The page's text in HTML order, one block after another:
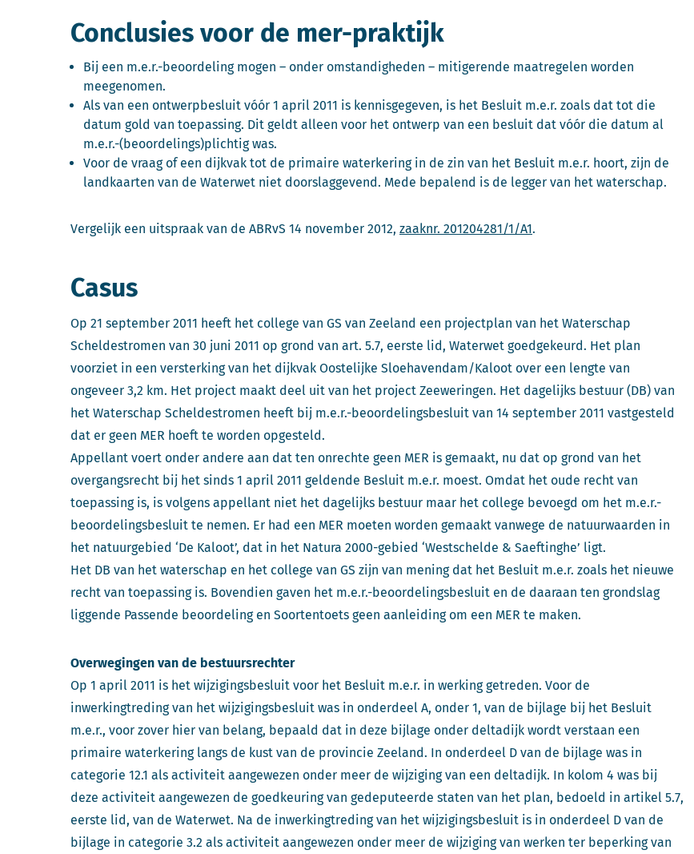
Conclusies voor de mer-praktijk
Bij een m.e.r.-beoordeling mogen – onder omstandigheden – mitigerende maatregelen worden
meegenomen.
Als van een ontwerpbesluit vóór 1 april 2011 is kennisgegeven, is het Besluit m.e.r. zoals dat tot die
datum gold van toepassing. Dit geldt alleen voor het ontwerp van een besluit dat vóór die datum al
m.e.r.-(beoordelings)plichtig was.
Voor de vraag of een dijkvak tot de primaire waterkering in de zin van het Besluit m.e.r. hoort, zijn de
landkaarten van de Waterwet niet doorslaggevend. Mede bepalend is de legger van het waterschap.
Vergelijk een uitspraak van de ABRvS 14 november 2012, zaaknr. 201204281/1/A1.
Casus
Op 21 september 2011 heeft het college van GS van Zeeland een projectplan van het Waterschap
Scheldestromen van 30 juni 2011 op grond van art. 5.7, eerste lid, Waterwet goedgekeurd. Het plan
voorziet in een versterking van het dijkvak Oostelijke Sloehavendam/Kaloot over een lengte van
ongeveer 3,2 km. Het project maakt deel uit van het project Zeeweringen. Het dagelijks bestuur (DB) van
het Waterschap Scheldestromen heeft bij m.e.r.-beoordelingsbesluit van 14 september 2011 vastgesteld
dat er geen MER hoeft te worden opgesteld.
Appellant voert onder andere aan dat ten onrechte geen MER is gemaakt, nu dat op grond van het
overgangsrecht bij het sinds 1 april 2011 geldende Besluit m.e.r. moest. Omdat het oude recht van
toepassing is, is volgens appellant niet het dagelijks bestuur maar het college bevoegd om het m.e.r.-
beoordelingsbesluit te nemen. Er had een MER moeten worden gemaakt vanwege de natuurwaarden in
het natuurgebied ‘De Kaloot’, dat in het Natura 2000-gebied ‘Westschelde & Saeftinghe’ ligt.
Het DB van het waterschap en het college van GS zijn van mening dat het Besluit m.e.r. zoals het nieuwe
recht van toepassing is. Bovendien gaven het m.e.r.-beoordelingsbesluit en de daaraan ten grondslag
liggende Passende beoordeling en Soortentoets geen aanleiding om een MER te maken.
Overwegingen van de bestuursrechter
Op 1 april 2011 is het wijzigingsbesluit voor het Besluit m.e.r. in werking getreden. Voor de
inwerkingtreding van het wijzigingsbesluit was in onderdeel A, onder 1, van de bijlage bij het Besluit
m.e.r., voor zover hier van belang, bepaald dat in deze bijlage onder deltadijk wordt verstaan een
primaire waterkering langs de kust van de provincie Zeeland. In onderdeel D van de bijlage was in
categorie 12.1 als activiteit aangewezen onder meer de wijziging van een deltadijk. In kolom 4 was bij
deze activiteit aangewezen de goedkeuring van gedeputeerde staten van het plan, bedoeld in artikel 5.7,
eerste lid, van de Waterwet. Na de inwerkingtreding van het wijzigingsbesluit is in onderdeel D van de
bijlage in categorie 3.2 als activiteit aangewezen onder meer de wijziging van werken ter beperking van